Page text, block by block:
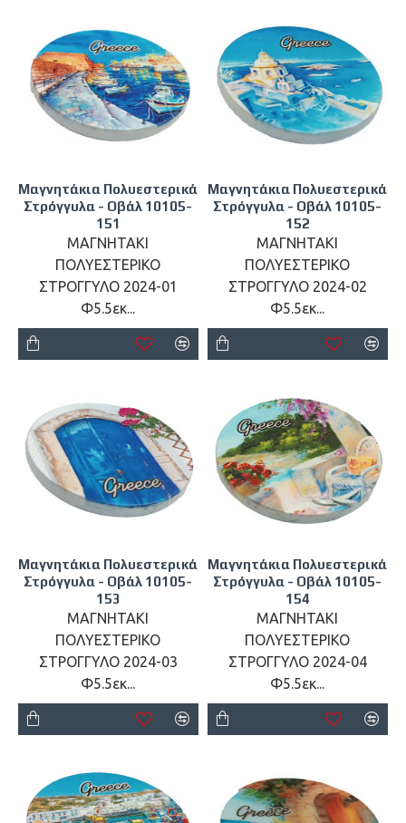
Μαγνητάκια Πολυεστερικά
Στρόγγυλα - Οβάλ 10105-
151
ΜΑΓΝΗΤΑΚΙ
ΠΟΛΥΕΣΤΕΡΙΚΟ
ΣΤΡΟΓΓΥΛΟ 2024-01
Φ5.5εκ...
Μαγνητάκια Πολυεστερικά
Στρόγγυλα - Οβάλ 10105-
152
ΜΑΓΝΗΤΑΚΙ
ΠΟΛΥΕΣΤΕΡΙΚΟ
ΣΤΡΟΓΓΥΛΟ 2024-02
Φ5.5εκ...
Μαγνητάκια Πολυεστερικά
Στρόγγυλα - Οβάλ 10105-
153
ΜΑΓΝΗΤΑΚΙ
ΠΟΛΥΕΣΤΕΡΙΚΟ
ΣΤΡΟΓΓΥΛΟ 2024-03
Φ5.5εκ...
Μαγνητάκια Πολυεστερικά
Στρόγγυλα - Οβάλ 10105-
154
ΜΑΓΝΗΤΑΚΙ
ΠΟΛΥΕΣΤΕΡΙΚΟ
ΣΤΡΟΓΓΥΛΟ 2024-04
Φ5.5εκ...